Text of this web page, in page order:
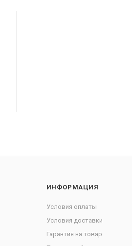
ИНФОРМАЦИЯ
Условия оплаты
Условия доставки
Гарантия на товар